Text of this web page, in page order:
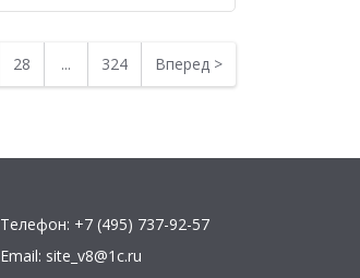
28 ... 324 Вперед >
Телефон: +7 (495) 737-92-57
Email: site_v8@1c.ru